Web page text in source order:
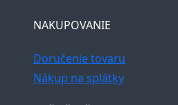
NAKUPOVANIE
Doručenie tovaru
Nákup na splátky